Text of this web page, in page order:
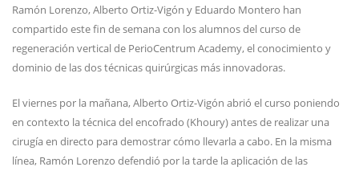
Ramón Lorenzo, Alberto Ortiz-Vigón y Eduardo Montero han
compartido este fin de semana con los alumnos del curso de
regeneración vertical de PerioCentrum Academy, el conocimiento y
dominio de las dos técnicas quirúrgicas más innovadoras.
El viernes por la mañana, Alberto Ortiz-Vigón abrió el curso poniendo
en contexto la técnica del encofrado (Khoury) antes de realizar una
cirugía en directo para demostrar cómo llevarla a cabo. En la misma
línea, Ramón Lorenzo defendió por la tarde la aplicación de las